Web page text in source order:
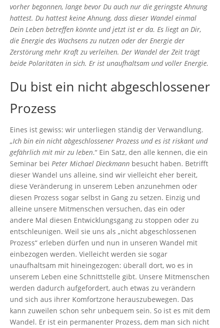
vorher begonnen, lange bevor Du auch nur die geringste Ahnung
hattest. Du hattest keine Ahnung, dass dieser Wandel einmal
Dein Leben betreffen könnte und jetzt ist er da. Es liegt an Dir,
die Energie des Wachsens zu nutzen oder der Energie der
Zerstörung mehr Kraft zu verleihen. Der Wandel der Zeit trägt
beide Polaritäten in sich. Er ist unaufhaltsam und voller Energie.
Du bist ein nicht abgeschlossener
Prozess
Eines ist gewiss: wir unterliegen ständig der Verwandlung.
„Ich bin ein nicht abgeschlossener Prozess und es ist riskant und
gefährlich mit mir zu leben.“ Ein Satz, den alle kennen, die ein
Seminar bei Peter Michael Dieckmann besucht haben. Betrifft
dieser Wandel uns alleine, sind wir vielleicht eher bereit,
diese Veränderung in unserem Leben anzunehmen oder
diesen Prozess sogar selbst in Gang zu setzen. Einzig und
alleine unsere Mitmenschen versuchen, das ein oder
andere Mal diesen Entwicklungsgang zu stoppen oder zu
entschleunigen. Weil sie uns als „nicht abgeschlossenen
Prozess“ erleben dürfen und nun in unseren Wandel mit
einbezogen werden. Vielleicht werden sie sogar
unaufhaltsam mit hineingezogen: überall dort, wo es in
unserem Leben eine Schnittstelle gibt. Unsere Mitmenschen
werden dadurch aufgefordert, auch etwas zu verändern
und sich aus ihrer Komfortzone herauszubewegen. Das
kann zuweilen schon sehr unbequem sein. So ist es mit dem
Wandel. Er ist ein permanenter Prozess, dem man sich nicht